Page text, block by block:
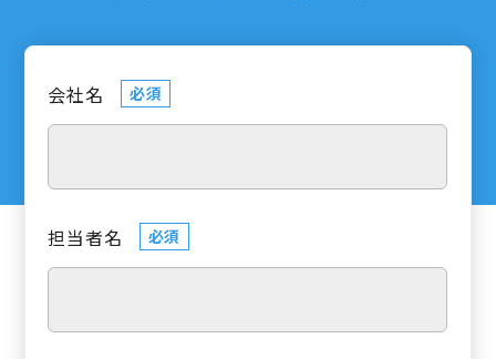
会社名 必須
担当者名 必須